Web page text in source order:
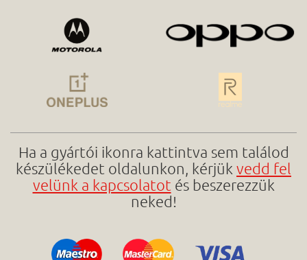
Ha a gyártói ikonra kattintva sem találod
készülékedet oldalunkon, kérjük vedd fel
velünk a kapcsolatot és beszerezzük
neked!